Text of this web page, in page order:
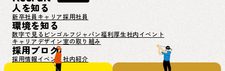
人を知る
新卒社員 キャリア採用社員
環境を知る
数字で見るピンゴルフジャパン福利厚生社内イベント
キャリアデザイン室の取り組み
採用ブログ
採用情報イベント社内紹介